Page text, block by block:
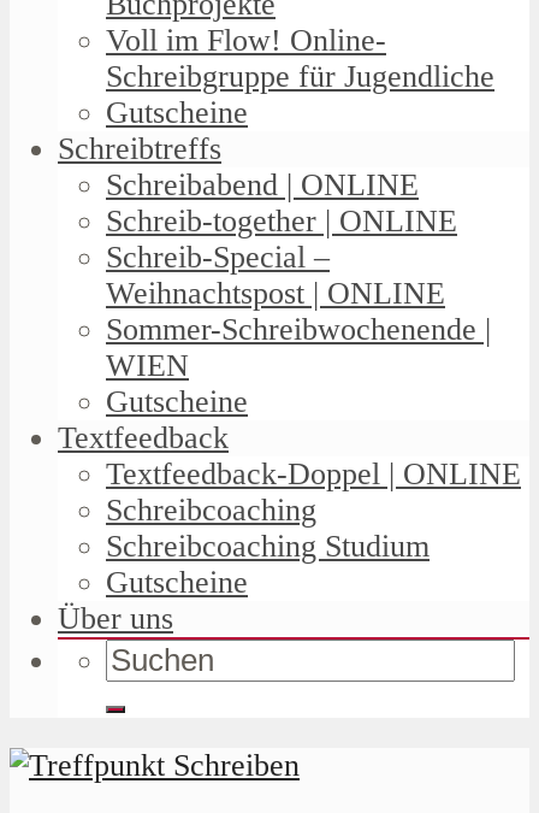
Voll im Flow! Online-
Schreibgruppe für Jugendliche
Gutscheine
Schreibtreffs
Schreibabend | ONLINE
Schreib-together | ONLINE
Schreib-Special –
Weihnachtspost | ONLINE
Sommer-Schreibwochenende |
WIEN
Gutscheine
Textfeedback
Textfeedback-Doppel | ONLINE
Schreibcoaching
Schreibcoaching Studium
Gutscheine
Über uns